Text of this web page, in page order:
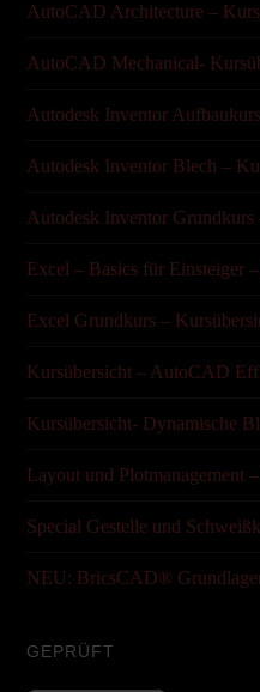
AutoCAD Architecture –
AutoCAD Mechanical-
Autodesk Inventor
Autodesk Inventor Blech –
Autodesk Inventor Grundkurs
Excel – Basics für Einsteiger
Excel Grundkurs –
Kursübersicht – AutoCAD
Kursübersicht- Dynamische
Layout und Plotmanagement
Special Gestelle und
NEU: BricsCAD®
GEPRÜFT